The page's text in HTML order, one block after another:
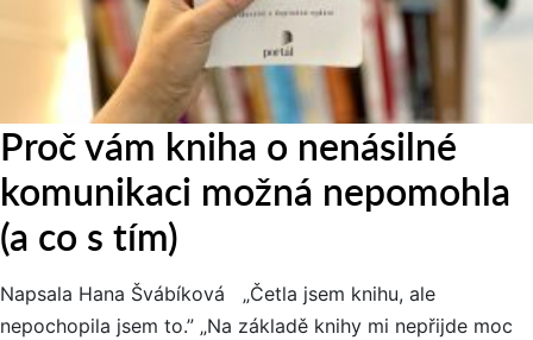
Proč vám kniha o nenásilné
komunikaci možná nepomohla
(a co s tím)
Napsala Hana Švábíková „Četla jsem knihu, ale
nepochopila jsem to.” „Na základě knihy mi nepřijde moc